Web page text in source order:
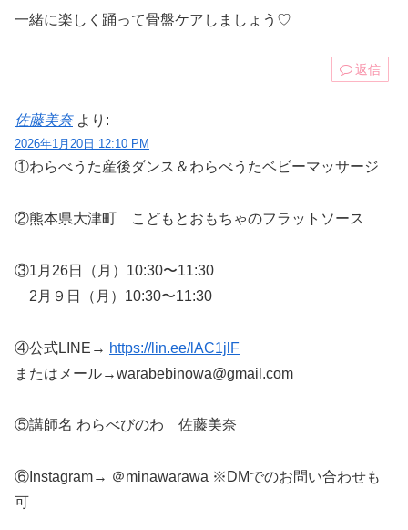
一緒に楽しく踊って骨盤ケアしましょう♡
返信
佐藤美奈 より:
2026年1月20日 12:10 PM
①わらべうた産後ダンス＆わらべうたベビーマッサージ
②熊本県大津町 こどもとおもちゃのフラットソース
③1月26日（月）10:30〜11:30
2月９日（月）10:30〜11:30
④公式LINE→ https://lin.ee/lAC1jlF
またはメール→warabebinowa@gmail.com
⑤講師名 わらべびのわ 佐藤美奈
⑥Instagram→ ＠minawarawa ※DMでのお問い合わせも
可